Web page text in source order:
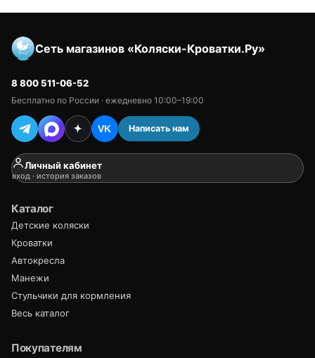
Сеть магазинов «Коляски-Кроватки.Ру»
8 800 511-06-52
Бесплатно по России · ежедневно 10:00–19:00
VK Написать нам
Личный кабинет
вход · история заказов
Каталог
Детские коляски
Кроватки
Автокресла
Манежи
Стульчики для кормления
Весь каталог
Покупателям